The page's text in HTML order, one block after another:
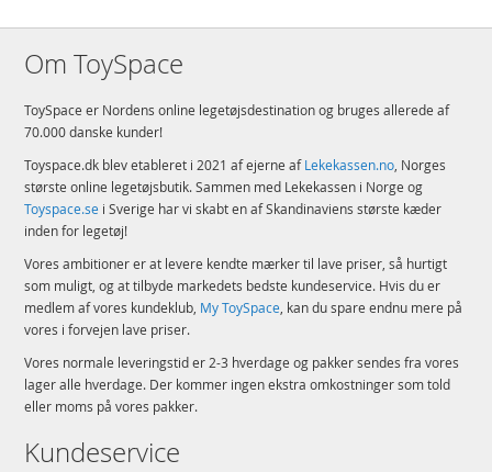
Sikkerhed frem for alt – LEGO® komponenter bliver kastet, opvarmet,
klemt, vredet og analyseret for at sikre, at de lever op til strenge
internationale sikkerhedsstandarder
Detaljer:
Antal klodser: 154
Produktdetaljer
EAN 5702017162096
Om ToySpace
ToySpace er Nordens online legetøjsdestination og bruges allerede af
70.000 danske kunder!
Toyspace.dk blev etableret i 2021 af ejerne afLekekassen.no, Norges
største online legetøjsbutik. Sammen med Lekekassen i Norge og
Toyspace.se i Sverige har vi skabt en af Skandinaviens største kæder
inden for legetøj!
Vores ambitioner er at levere kendte mærker til lave priser, så hurtigt
som muligt, og at tilbyde markedets bedste kundeservice. Hvis du er
medlem af vores kundeklub, My ToySpace, kan du spare endnu mere på
vores i forvejen lave priser.
Vores normale leveringstid er 2-3 hverdage og pakker sendes fra vores
lager alle hverdage. Der kommer ingen ekstra omkostninger som told
eller moms på vores pakker.
Kundeservice